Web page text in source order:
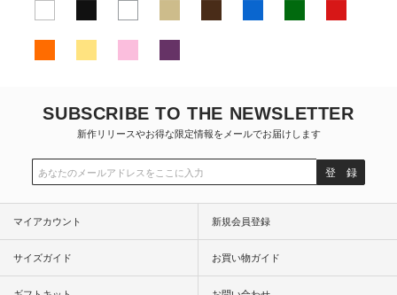
SUBSCRIBE TO THE NEWSLETTER
新作リリースやお得な限定情報をメールでお届けします
登 録
マイアカウント 新規会員登録
サイズガイド お買い物ガイド